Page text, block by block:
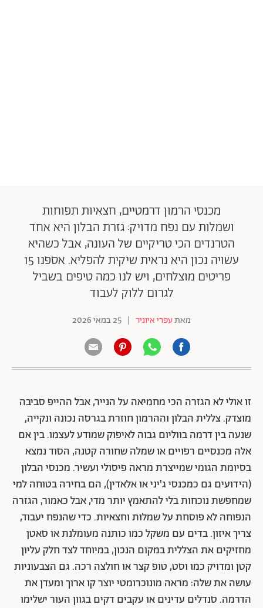
מכנסי הרמון דרמטיים, חצאיות תפוחות
ושמלות עם נפח מדויק: גזרת הבלון היא אחד
הטרנדים הכי טריקיים של העונה, אבל כשהיא
עשויה נכון היא נראית שיקית להפליא. אספנו 15
פריטים מוצלחים, ויש לנו כמה טיפים בשביל
לגרום ללוק לעבוד
מאתעפרי איוניר | 25 במאי 2026
זו אולי לא הגזרה הכי מחמיאה על הנייר, אבל ההייפ סביבה
מוצדק. צללית הבלון וההרמון חוזרת בגרסה נכונה ונקייה,
שנעה בין דרמה בווליום גבוה לאיפוק שמודע לעצמו. בין אם
אלה מכנסיים רפויים או שמלה שחורה קטנה, הסוד נמצא
בסיומת הגומי שמייצרת מראה פיסולי ועשיר. מכנסי הבלון
(הידועים גם כמכנסי ג'יני או אלאדין), הם בחירה בטוחה למי
שמחפשת נוכחות בלי להתאמץ יותר מדי, אבל כאמור, הגזרה
הנפוחה לא פוסחת על שמלות וחצאיות. כדי שהנפח יעבוד,
צריך איזון. בדים עם משקל כמו כותנה מעומלנת או סאטן
מחזיקים את הצללית במקום הנכון, במיוחד לצד חלק עליון
קטן ומדויק כמו וסט, טופ קצר או חולצה רכה. גם הצבעוניות
עושה את שלה: מראה מונוכרומטי יוצר קו ארוך ומעדן את
הדרמה. סנדלים עדינים או עקבים דקים בגוון העור ישלימו